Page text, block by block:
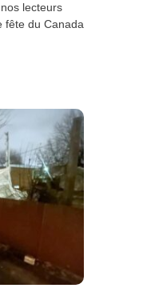
lecteurs
fête du Canada